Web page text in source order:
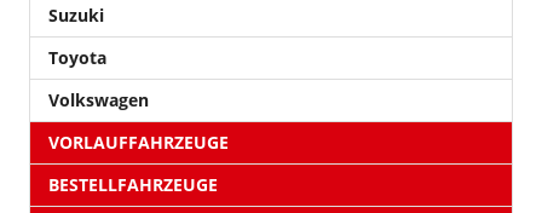
Suzuki
Toyota
Volkswagen
VORLAUFFAHRZEUGE
BESTELLFAHRZEUGE